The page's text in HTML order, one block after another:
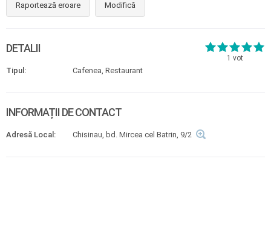
Raportează eroare Modifică
1 vot
DETALII
Tipul: Cafenea, Restaurant
INFORMAȚII DE CONTACT
Adresă Local: Chisinau, bd. Mircea cel Batrin, 9/2